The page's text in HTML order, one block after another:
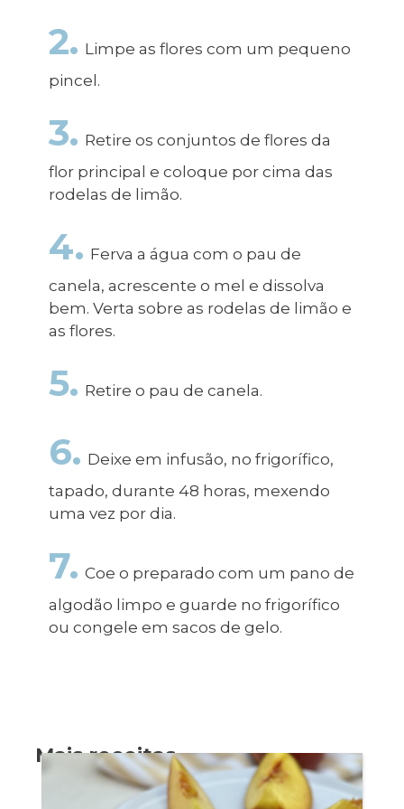
2. Limpe as flores com um pequeno
pincel.
3. Retire os conjuntos de flores da
flor principal e coloque por cima das
rodelas de limão.
4. Ferva a água com o pau de
canela, acrescente o mel e dissolva
bem. Verta sobre as rodelas de limão e
as flores.
5. Retire o pau de canela.
6. Deixe em infusão, no frigorífico,
tapado, durante 48 horas, mexendo
uma vez por dia.
7. ⁠Coe o preparado com um pano de
algodão limpo e guarde no frigorífico
ou congele em sacos de gelo.
Mais receitas